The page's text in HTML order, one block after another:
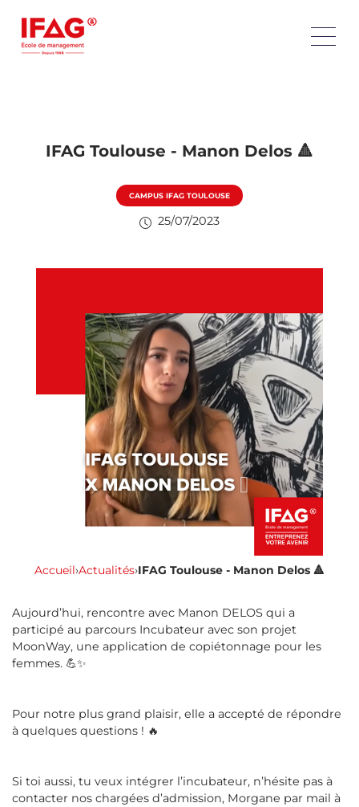
IFAG Toulouse - Manon Delos 🔺
CAMPUS IFAG TOULOUSE
25/07/2023
Accueil›Actualités›IFAG Toulouse - Manon Delos 🔺
Aujourd’hui, rencontre avec Manon DELOS qui a
participé au parcours Incubateur avec son projet
MoonWay, une application de copiétonnage pour les
femmes. 💪✨
Pour notre plus grand plaisir, elle a accepté de répondre
à quelques questions ! 🔥
Si toi aussi, tu veux intégrer l’incubateur, n’hésite pas à
contacter nos chargées d’admission, Morgane par mail à